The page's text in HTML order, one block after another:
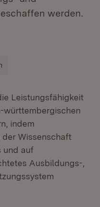
werden.
Leistungsfähigkeit
württembergischen
indem
der Wissenschaft
und auf
Ausbildungs-,